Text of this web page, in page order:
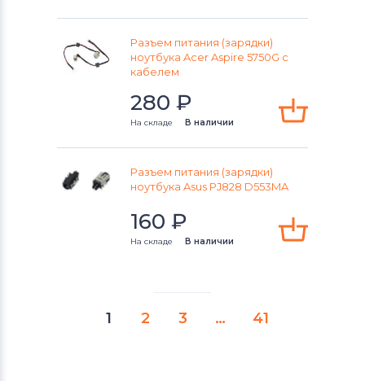
Разъем питания (зарядки)
ноутбука Acer Aspire 5750G c
кабелем
280 ₽
На складе В наличии
Разъем питания (зарядки)
ноутбука Asus PJ828 D553MA
160 ₽
На складе В наличии
1 2 3 … 41